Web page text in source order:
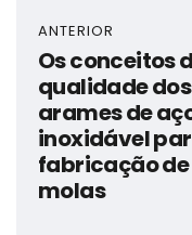
ANTERIOR
Os conceitos
qualidade dos
arames de
inoxidável
fabricação de
molas